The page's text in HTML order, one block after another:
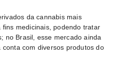
da cannabis mais
medicinais, podendo tratar
no Brasil, esse mercado ainda
com diversos produtos do